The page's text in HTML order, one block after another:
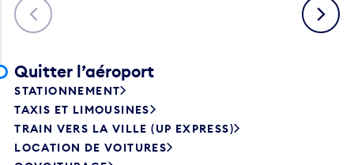
Précédent Suivant
Quitter l’aéroport
STATIONNEMENT
TAXIS ET LIMOUSINES
TRAIN VERS LA VILLE (UP EXPRESS)
LOCATION DE VOITURES